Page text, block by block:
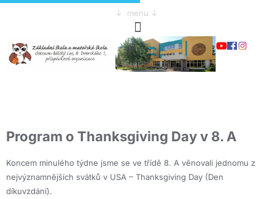
↓ menu ↓
Program o Thanksgiving Day v 8. A
Koncem minulého týdne jsme se ve třídě 8. A věnovali jednomu z
nejvýznamnějších svátků v USA – Thanksgiving Day (Den
díkuvzdání).